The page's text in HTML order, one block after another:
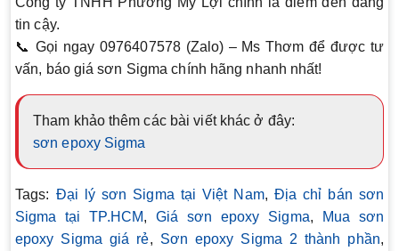
tin cậy.
📞 Gọi ngay 0976407578 (Zalo) – Ms Thơm để được tư
vấn, báo giá sơn Sigma chính hãng nhanh nhất!
Tham khảo thêm các bài viết khác ở đây:
sơn epoxy Sigma
Tags: Đại lý sơn Sigma tại Việt Nam, Địa chỉ bán sơn
Sigma tại TP.HCM, Giá sơn epoxy Sigma,
Mua sơn
epoxy Sigma giá rẻ, Sơn epoxy Sigma 2 thành phần,